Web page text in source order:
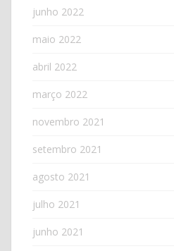
junho 2022
maio 2022
abril 2022
março 2022
novembro 2021
setembro 2021
agosto 2021
julho 2021
junho 2021